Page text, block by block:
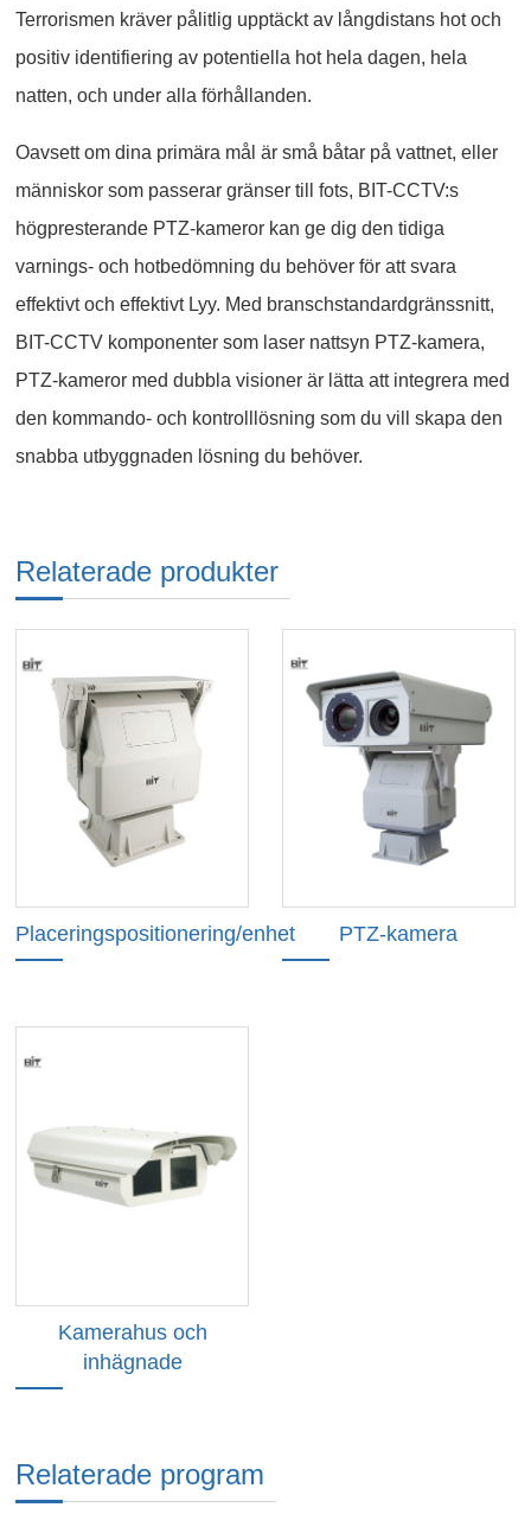
Terrorismen kräver pålitlig upptäckt av långdistans hot och
positiv identifiering av potentiella hot hela dagen, hela
natten, och under alla förhållanden.
Oavsett om dina primära mål är små båtar på vattnet, eller
människor som passerar gränser till fots, BIT-CCTV:s
högpresterande PTZ-kameror kan ge dig den tidiga
varnings- och hotbedömning du behöver för att svara
effektivt och effektivt Lyy. Med branschstandardgränssnitt,
BIT-CCTV komponenter som laser nattsyn PTZ-kamera,
PTZ-kameror med dubbla visioner är lätta att integrera med
den kommando- och kontrolllösning som du vill skapa den
snabba utbyggnaden lösning du behöver.
Relaterade produkter
Placeringspositionering/enhet PTZ-kamera
Kamerahus och
inhägnade
Relaterade program